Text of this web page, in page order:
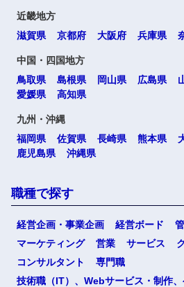
近畿地方
滋賀県
京都府 大阪府 兵庫県
中国・四国地方
鳥取県
島根県 岡山県 広島県
愛媛県
高知県
九州・沖縄
福岡県
佐賀県 長崎県 熊本県
鹿児島県
沖縄県
職種で探す
経営企画・事業企画 経営ボード
マーケティング
営業 サービス
コンサルタント
専門職
技術職（IT）、Webサービス・制作